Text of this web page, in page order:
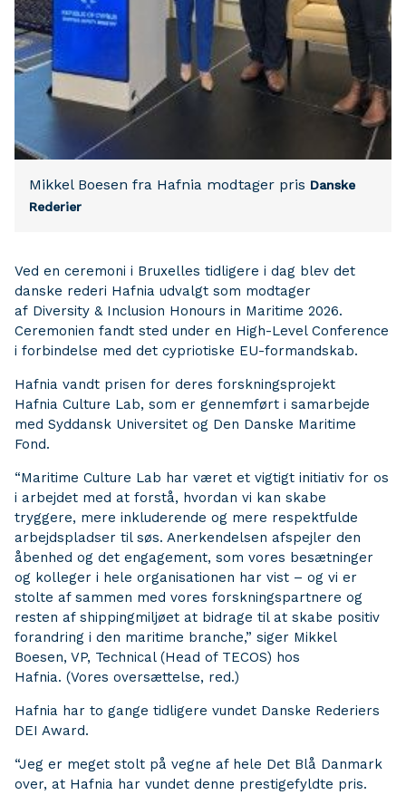
Mikkel Boesen fra Hafnia modtager pris Danske
Rederier
Ved en ceremoni i Bruxelles tidligere i dag blev det
danske rederi Hafnia udvalgt som modtager
af Diversity & Inclusion Honours in Maritime 2026.
Ceremonien fandt sted under en High-Level Conference
i forbindelse med det cypriotiske EU-formandskab.
Hafnia vandt prisen for deres forskningsprojekt
Hafnia Culture Lab, som er gennemført i samarbejde
med Syddansk Universitet og Den Danske Maritime
Fond.
“Maritime Culture Lab har været et vigtigt initiativ for os
i arbejdet med at forstå, hvordan vi kan skabe
tryggere, mere inkluderende og mere respektfulde
arbejdspladser til søs. Anerkendelsen afspejler den
åbenhed og det engagement, som vores besætninger
og kolleger i hele organisationen har vist – og vi er
stolte af sammen med vores forskningspartnere og
resten af shippingmiljøet at bidrage til at skabe positiv
forandring i den maritime branche,” siger Mikkel
Boesen, VP, Technical (Head of TECOS) hos
Hafnia. (Vores oversættelse, red.)
Hafnia har to gange tidligere vundet Danske Rederiers
DEI Award.
“Jeg er meget stolt på vegne af hele Det Blå Danmark
over, at Hafnia har vundet denne prestigefyldte pris.